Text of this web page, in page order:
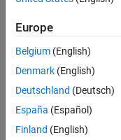
Topics
Migrate to Bug
Justify Coding Rule
Use green runtime
coding rule violations.
Migrate Code Prover
and Code Metrics to
Europe
Belgium (English)
Denmark (English)
Deutschland (Deutsch)
España (Español)
Finland (English)